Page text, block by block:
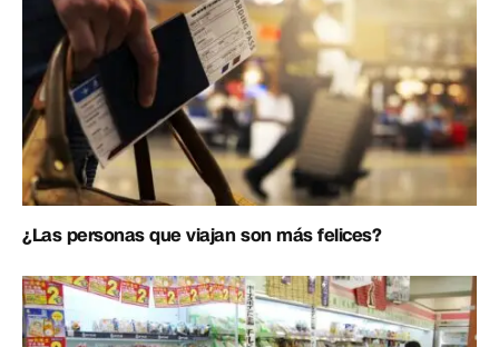
¿Las personas que viajan son más felices?